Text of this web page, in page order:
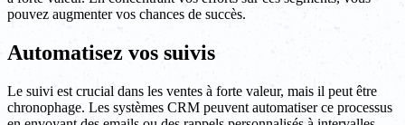
pouvez augmenter vos chances de succès.
Automatisez vos suivis
Le suivi est crucial dans les ventes à forte valeur, mais il peut être
chronophage. Les systèmes CRM peuvent automatiser ce processus